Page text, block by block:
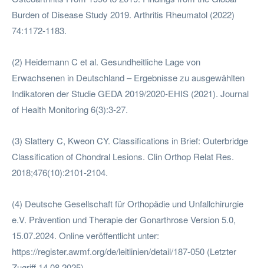
Burden of Disease Study 2019. Arthritis Rheumatol (2022)
74:1172-1183.
(2) Heidemann C et al. Gesundheitliche Lage von
Erwachsenen in Deutschland – Ergebnisse zu ausgewählten
Indikatoren der Studie GEDA 2019/2020-EHIS (2021). Journal
of Health Monitoring 6(3):3-27.
(3) Slattery C, Kweon CY. Classifications in Brief: Outerbridge
Classification of Chondral Lesions. Clin Orthop Relat Res.
2018;476(10):2101-2104.
(4) Deutsche Gesellschaft für Orthopädie und Unfallchirurgie
e.V. Prävention und Therapie der Gonarthrose Version 5.0,
15.07.2024. Online veröffentlicht unter:
https://register.awmf.org/de/leitlinien/detail/187-050 (Letzter